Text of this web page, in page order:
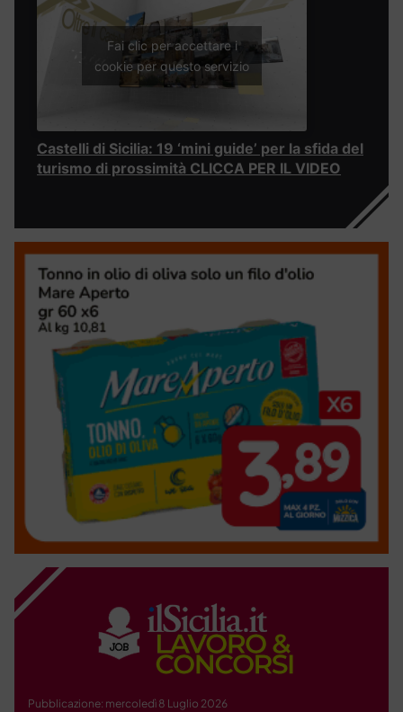
Fai clic per accettare i
cookie per questo servizio
Castelli di Sicilia: 19 ‘mini guide’ per la sfida del
turismo di prossimità CLICCA PER IL VIDEO
Pubblicazione: mercoledì 8 Luglio 2026